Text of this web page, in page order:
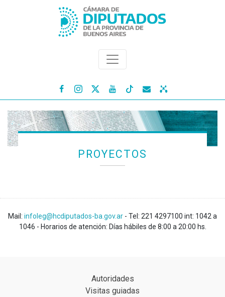
   
PROYECTOS
Mail: infoleg@hcdiputados-ba.gov.ar - Tel: 221 4297100 int: 1042 a
1046 - Horarios de atención: Días hábiles de 8:00 a 20:00 hs.
Autoridades
Visitas guiadas